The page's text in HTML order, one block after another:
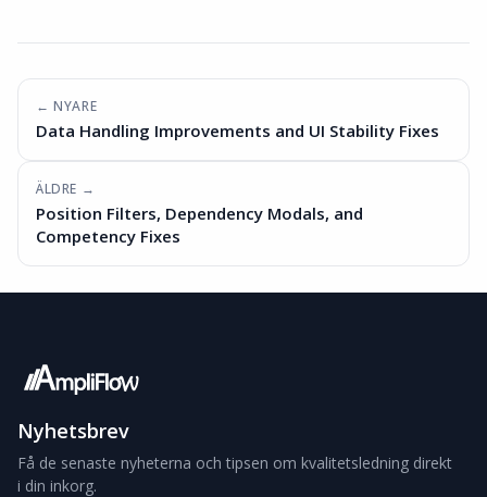
← NYARE
Data Handling Improvements and UI Stability Fixes
ÄLDRE →
Position Filters, Dependency Modals, and
Competency Fixes
Nyhetsbrev
Få de senaste nyheterna och tipsen om kvalitetsledning direkt
i din inkorg.